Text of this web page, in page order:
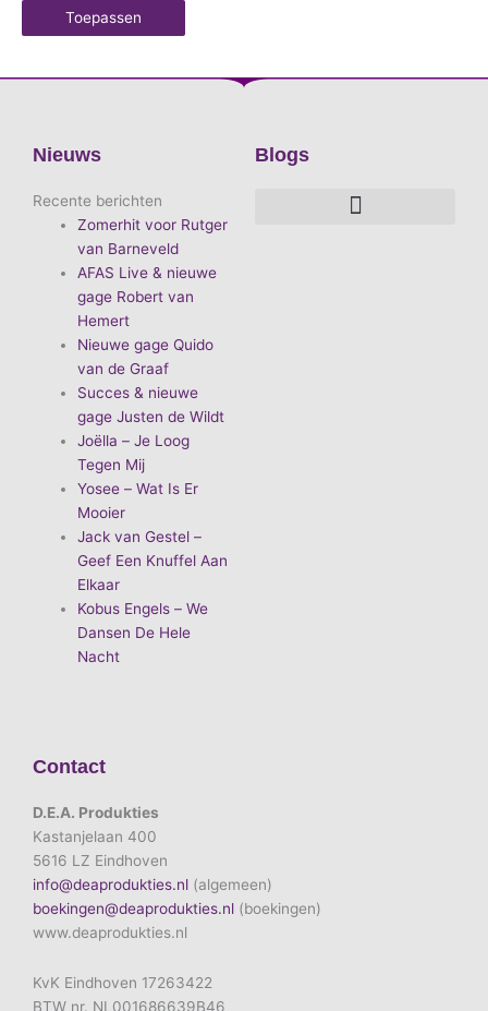
Toepassen
Nieuws
Recente berichten
Zomerhit voor Rutger
van Barneveld
AFAS Live & nieuwe
gage Robert van
Hemert
Nieuwe gage Quido
van de Graaf
Succes & nieuwe
gage Justen de Wildt
Joëlla – Je Loog
Tegen Mij
Yosee – Wat Is Er
Mooier
Jack van Gestel –
Geef Een Knuffel Aan
Elkaar
Kobus Engels – We
Dansen De Hele
Nacht
Blogs
Contact
D.E.A. Produkties
Kastanjelaan 400
5616 LZ Eindhoven
info@deaprodukties.nl (algemeen)
boekingen@deaprodukties.nl (boekingen)
www.deaprodukties.nl
KvK Eindhoven 17263422
BTW nr. NL001686639B46